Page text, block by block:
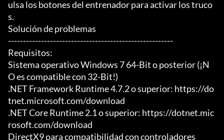
ulsa los botones del entrenador para activar los truco
s.
Solución de problemas
-------------------------------------------------------
Requisitos:
Sistema operativo Windows 7 64-Bit o posterior (¡N
O es compatible con 32-Bit!)
.NET Framework Runtime 4.7.2 o superior: https://do
tnet.microsoft.com/download
.NET Core Runtime 2.1 o superior: https://dotnet.mic
rosoft.com/download
DirectX9 para compatibilidad con controladores